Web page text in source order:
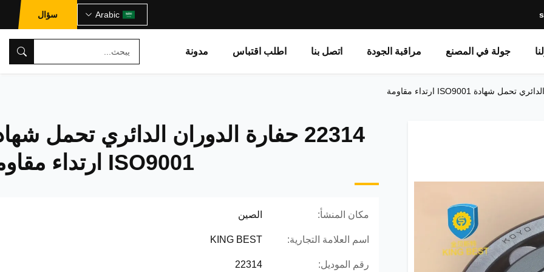
Arabic سؤال
جولة في المصنع مراقبة الجودة اتصل بنا اطلب اقتباس مدونة
22314 حفارة الدوران الدائري تحمل
ISO9001 ارتداء مقاومة
مكان المنشأ: الصين
اسم العلامة التجارية: KING BEST
رقم الموديل: 22314